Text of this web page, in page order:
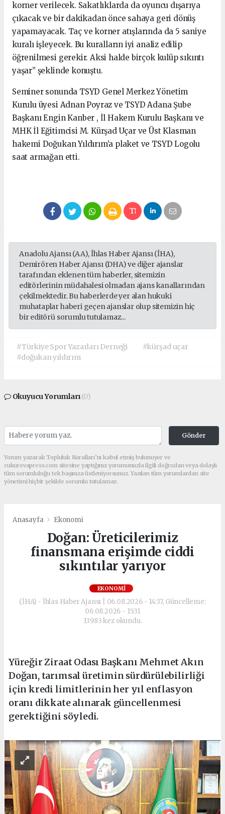
korner verilecek. Sakatlıklarda da oyuncu dışarıya
çıkacak ve bir dakikadan önce sahaya geri dönüş
yapamayacak. Taç ve korner atışlarında da 5 saniye
kuralı işleyecek. Bu kuralların iyi analiz edilip
öğrenilmesi gerekir. Aksi halde birçok kulüp sıkıntı
yaşar” şeklinde konuştu.
Seminer sonunda TSYD Genel Merkez Yönetim
Kurulu üyesi Adnan Poyraz ve TSYD Adana Şube
Başkanı Engin Kanber , İl Hakem Kurulu Başkanı ve
MHK İl Eğitimcisi M. Kürşad Uçar ve Üst Klasman
hakemi Doğukan Yıldırım’a plaket ve TSYD Logolu
saat armağan etti.
Anadolu Ajansı (AA), İhlas Haber Ajansı (İHA),
Demirören Haber Ajansı (DHA) ve diğer ajanslar
tarafından eklenen tüm haberler, sitemizin
editörlerinin müdahalesi olmadan ajans kanallarından
çekilmektedir. Bu haberlerde yer alan hukuki
muhataplar haberi geçen ajanslar olup sitemizin hiç
bir editörü sorumlu tutulamaz...
#Türkiye Spor Yazarları Derneği
#kürşad uçar
#doğukan yıldırım
Okuyucu Yorumları(0)
Gönder
Yorum yazarak Topluluk Kuralları’nı kabul etmiş bulunuyor ve
cukurovapress.com sitesine yaptığınız yorumunuzla ilgili doğrudan veya dolaylı
tüm sorumluluğu tek başınıza üstleniyorsunuz. Yazılan tüm yorumlardan site
yönetimi hiçbir şekilde sorumlu tutulamaz.
Anasayfa Ekonomi
Doğan: Üreticilerimiz
finansmana erişimde ciddi
sıkıntılar yarıyor
EKONOMI
(İHA) - İhlas Haber Ajansı | 06.08.2026 - 14:37, Güncelleme:
06.08.2026 - 15:31
13983 kez okundu.
Yüreğir Ziraat Odası Başkanı Mehmet Akın
Doğan, tarımsal üretimin sürdürülebilirliği
için kredi limitlerinin her yıl enflasyon
oranı dikkate alınarak güncellenmesi
gerektiğini söyledi.